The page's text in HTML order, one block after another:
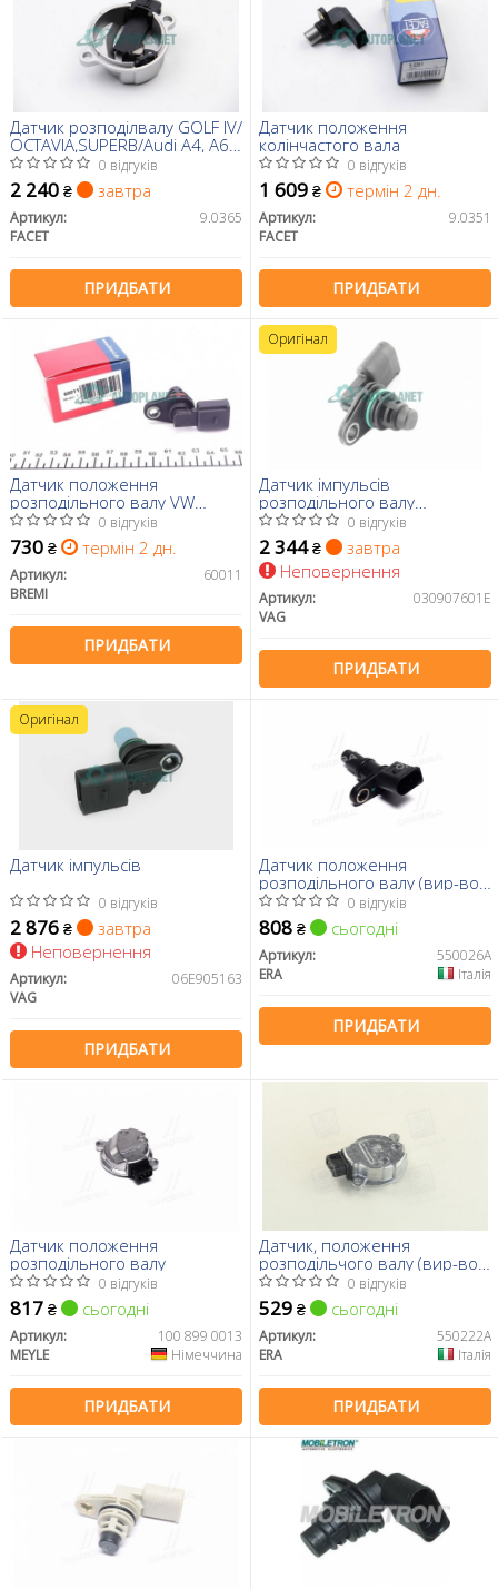
Датчик розподілвалу GOLF IV/
OCTAVIA,SUPERB/Audi A4, A6
1.8-4.2 94- 0 відгуків
2 240 ₴ завтра
Артикул:
9.0365
FACET
ПРИДБАТИ
Датчик положення
колінчастого вала
0 відгуків
1 609 ₴ термін 2 дн.
Артикул:
9.0351
FACET
ПРИДБАТИ
Датчик положення
розподільного валу VW
Caddy II 1.4 95-04/Caddy III
1.2TSI 95-
0 відгуків
730 ₴ термін 2 дн.
Артикул:
60011
BREMI
ПРИДБАТИ
Датчик імпульсів
розподільного валу
VW/Audi/Skoda/Seat 1.2, 1.4,
3.6 (03-) (030907601E) VAG
0 відгуків
2 344₴
завтра
Неповернення
Артикул:
030907601E
VAG
ПРИДБАТИ
Оригінал
Датчик імпульсів
0 відгуків
2 876 ₴
завтра
Неповернення
Артикул:
06E905163
VAG
ПРИДБАТИ
Оригінал
Датчик положення
розподільного валу (вир-во
ERA)
0 відгуків
808 ₴ сьогодні
Артикул:
550026A
ERA
Італія
ПРИДБАТИ
Датчик положення
розподільного валу
0 відгуків
817 ₴ сьогодні
Артикул:
100 899 0013
MEYLE
Німеччина
ПРИДБАТИ
Датчик, положення
розподільчого валу (вир-во
ERA)
0 відгуків
529 ₴ сьогодні
Артикул:
550222A
ERA
Італія
ПРИДБАТИ